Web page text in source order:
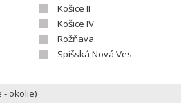
Košice II
Košice IV
Rožňava
Spišská Nová Ves